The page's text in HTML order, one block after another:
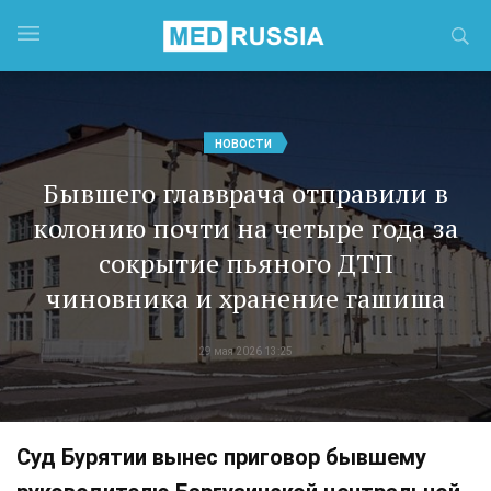
НОВОСТИ
Бывшего главврача отправили в
колонию почти на четыре года за
сокрытие пьяного ДТП
чиновника и хранение гашиша
29 мая 2026 13:25
Суд Бурятии вынес приговор бывшему